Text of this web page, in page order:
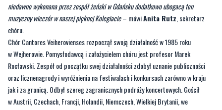
niedawno wykonana przez zespół żeński w Gdańsku dodatkowo ubogacą ten
muzyczny wieczór w naszej pięknej Kolegiacie– mówiAnita Rutz , sekretarz
chóru.
Chór Cantores Veiherovienses rozpoczął swoją działalność w 1985 roku
w Wejherowie. Pomysłodawcą i założycielem chóru jest profesor Marek
Rocławski. Zespół od początku swej działalności zdobył uznanie publiczności
oraz licznenagrody i wyróżnienia na festiwalach i konkursach zarówno w kraju
jak i za granicą. Odbył szereg zagranicznych podróży koncertowych. Gościł
w Austrii, Czechach, Francji, Holandii, Niemczech, Wielkiej Brytanii, we